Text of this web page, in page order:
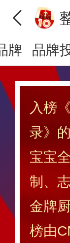
牌 品牌
入榜
录》
宝宝
制、
金牌
榜由